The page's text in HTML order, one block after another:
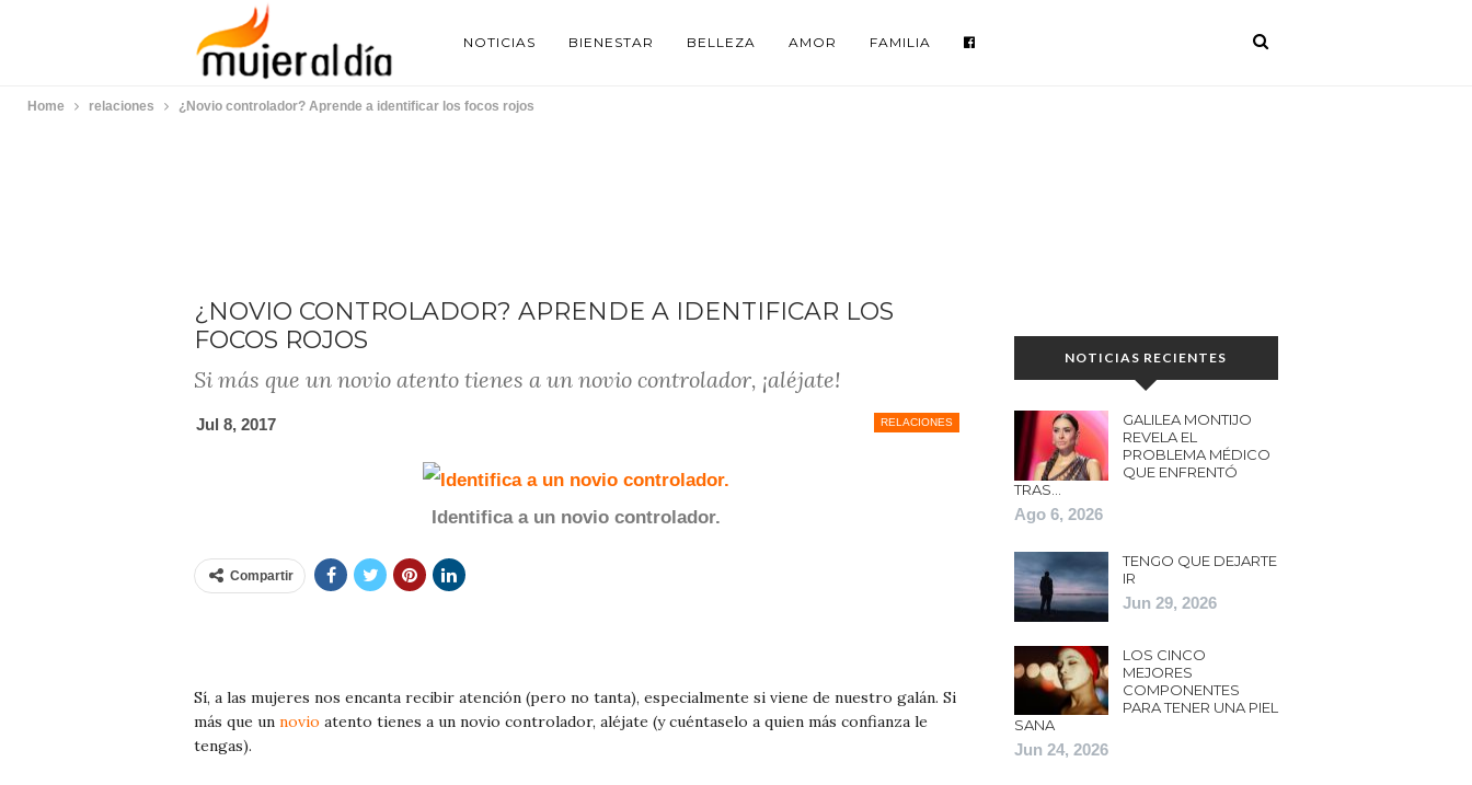
NOTICIAS BIENESTAR BELLEZA AMOR FAMILIA
Home relaciones ¿Novio controlador? Aprende a identificar los focos rojos
¿NOVIO CONTROLADOR? APRENDE A IDENTIFICAR LOS
FOCOS ROJOS
Si más que un novio atento tienes a un novio controlador, ¡aléjate!
RELACIONES
Jul 8, 2017
Identifica a un novio controlador.
Compartir
Sí, a las mujeres nos encanta recibir atención (pero no tanta), especialmente si viene de nuestro galán. Si
más que un novio atento tienes a un novio controlador, aléjate (y cuéntaselo a quien más confianza le
tengas).
NOTICIAS RECIENTES
GALILEA MONTIJO
REVELA EL
PROBLEMA MÉDICO
QUE ENFRENTÓ
TRAS…
Ago 6, 2026
TENGO QUE DEJARTE
IR
Jun 29, 2026
LOS CINCO
MEJORES
COMPONENTES
PARA TENER UNA PIEL
SANA
Jun 24, 2026